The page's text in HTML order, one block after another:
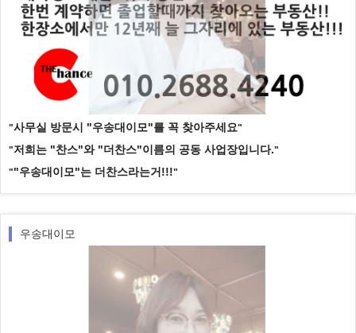
사무실 방문시 "우송대이모"를 꼭 찾아주세요
저희는 "찬스"와 "더찬스"이름의 공동 사업장입니다.
"우송대이모"는 더찬스라는거!!!
우송대이모